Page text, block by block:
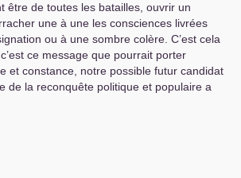
être de toutes les batailles, ouvrir un
une à une les consciences livrées
ou à une sombre colère. C’est cela
ce message que pourrait porter
et constance, notre possible futur candidat
de la reconquête politique et populaire a